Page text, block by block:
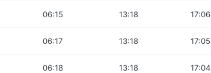
06:15 13:18 17:06
06:17 13:18 17:05
06:18 13:18 17:04